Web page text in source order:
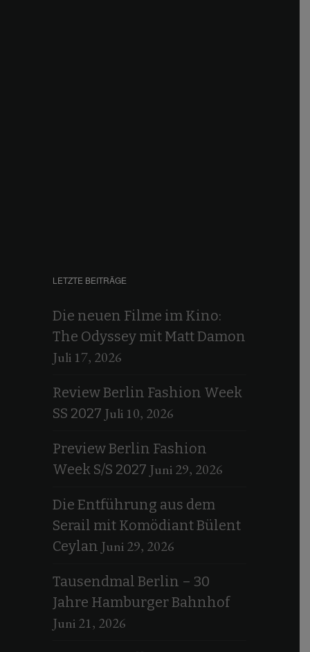
LETZTE BEITRÄGE
Die neuen Filme im Kino:
The Odyssey mit Matt Damon
Juli 17, 2026
Review Berlin Fashion Week
SS 2027 Juli 10, 2026
Preview Berlin Fashion
Week S/S 2027 Juni 29, 2026
Die Entführung aus dem
Serail mit Komödiant Bülent
Ceylan Juni 29, 2026
Tausendmal Berlin – 30
Jahre Hamburger Bahnhof
Juni 21, 2026